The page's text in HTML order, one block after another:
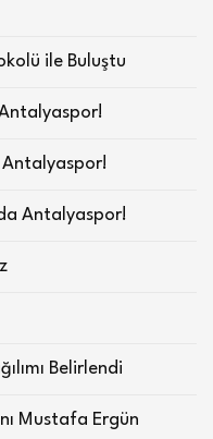
ile Buluştu
Antalyaspor!
Antalyaspor!
Antalyaspor!
Belirlendi
Mustafa Ergün